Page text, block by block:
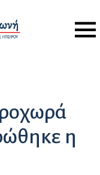
Menu
η